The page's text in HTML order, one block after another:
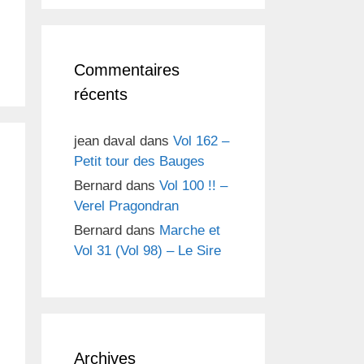
Commentaires
récents
jean daval dans Vol 162 –
Petit tour des Bauges
Bernard dans Vol 100 !! –
Verel Pragondran
Bernard dans Marche et
Vol 31 (Vol 98) – Le Sire
Archives